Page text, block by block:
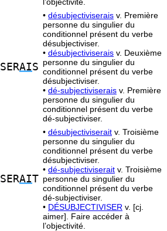
SERAIS
• désubjectiviserais v. Première
personne du singulier du
conditionnel présent du verbe
désubjectiviser.
• désubjectiviserais v. Deuxième
personne du singulier du
conditionnel présent du verbe
désubjectiviser.
• dé-subjectiviserais v. Première
personne du singulier du
conditionnel présent du verbe
dé-subjectiviser.
SERAIT
• désubjectiviserait v. Troisième
personne du singulier du
conditionnel présent du verbe
désubjectiviser.
• dé-subjectiviserait v. Troisième
personne du singulier du
conditionnel présent du verbe
dé-subjectiviser.
• DÉSUBJECTIVISER v. [cj.
aimer]. Faire accéder à
l’objectivité.